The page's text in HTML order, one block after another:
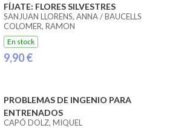
FÍJATE: FLORES SILVESTRES
SANJUAN LLORENS, ANNA / BAUCELLS
COLOMER, RAMON
En stock
9,90 €
PROBLEMAS DE INGENIO PARA
ENTRENADOS
CAPÓ DOLZ, MIQUEL